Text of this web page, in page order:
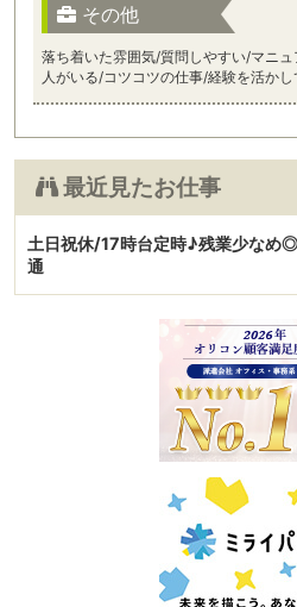
その他
落ち着いた雰囲気/質問しやすい/マニ
人がいる/コツコツの仕事/経験を活か
最近見たお仕事
土日祝休/17時台定時♪残業少なめ
通